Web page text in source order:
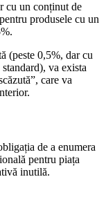
cu un conținut de
produsele cu un
(peste 0,5%, dar cu
va exista
care va
de a enumera
pentru piața
inutilă.